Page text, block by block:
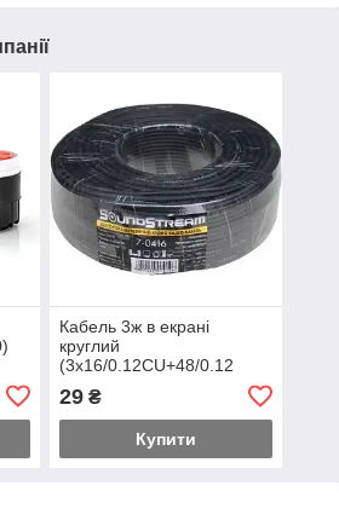
Кабель 3ж в екрані
круглий
(3x16/0.12CU+48/0.12
CU), діам.-4,5мм, чорний,
100м.
29₴
Купити